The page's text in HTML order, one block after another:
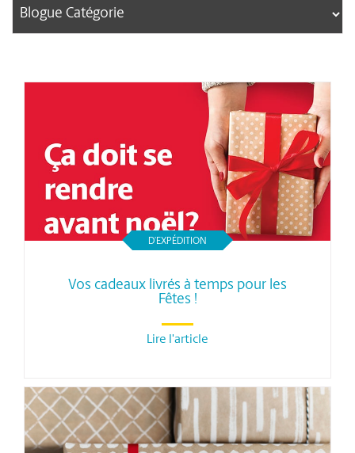
D’EXPÉDITION
Vos cadeaux livrés à temps pour les
Fêtes !
Lire l'article